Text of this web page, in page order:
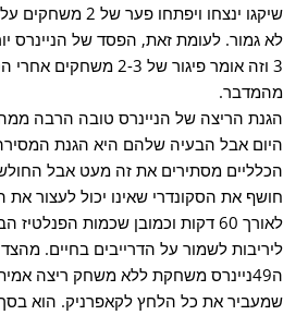
שיקגו ינצחו ויפתחו
3 וזה אומר פיגור של 2-3
מהמדבר.
הגנת הריצה של הניינרס טובה הרבה
היום אבל הבעיה שלהם היא הגנת
הכלליים מסתירים את זה מעט אבל
חושף את הסקונדרי שאינו יכול לעצור את
לאורך 60 דקות וכמובן שכמות
ליריבות לשמור על הדרייבים בחיים.
ה49ניינרס משחקת ללא משחק ריצה
שמעביר את כל הלחץ לקאפרניק. הוא